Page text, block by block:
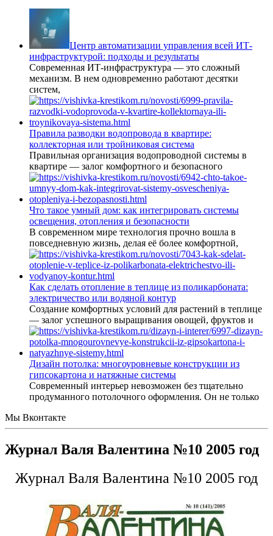
Центр автоматизации управления всей ИТ-
инфраструктурой: подходы и результаты
Современная ИТ-инфраструктура — это сложный
механизм. В нем одновременно работают десятки
систем,
Правила разводки водопровода в квартире:
коллекторная или тройниковая система
Правильная организация водопроводной системы в
квартире — залог комфортного и безопасного
Что такое умный дом: как интегрировать системы
освещения, отопления и безопасности
В современном мире технология прочно вошла в
повседневную жизнь, делая её более комфортной,
Как сделать отопление в теплице из поликарбоната:
электричество или водяной контур
Создание комфортных условий для растений в теплице
— залог успешного выращивания овощей, фруктов и
Дизайн потолка: многоуровневые конструкции из
гипсокартона и натяжные системы
Современный интерьер невозможен без тщательно
продуманного потолочного оформления. Он не только
Мы Вконтакте
Журнал Валя Валентина №10 2005 год
Журнал Валя Валентина №10 2005 год